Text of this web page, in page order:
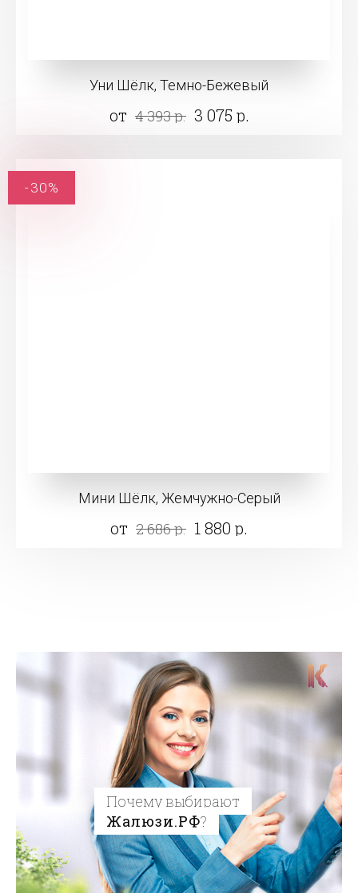
Уни Шёлк, Темно-Бежевый
от 4 393 р. 3 075 р.
Мини Шёлк, Жемчужно-Серый
от 2 686 р. 1 880 р.
-30%
Почему выбирают
Жалюзи.РФ?